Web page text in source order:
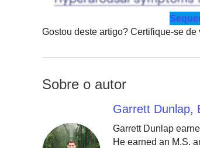
Gostou deste artigo? Certifique-se
Sobre o autor
Garrett Dunlap,
Garrett Dunlap
He earned an M.S.